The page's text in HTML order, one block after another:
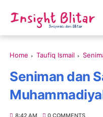
Home Taufiq Ismail
Seniman dan
8:42 AM 0 COMMENTS